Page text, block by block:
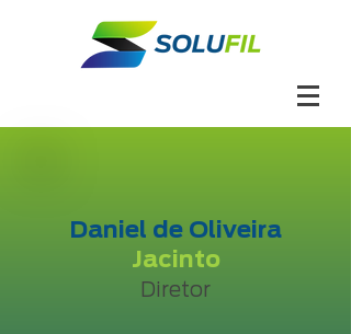
Daniel de Oliveira
Jacinto
Diretor